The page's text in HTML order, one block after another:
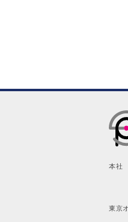
本社
東京